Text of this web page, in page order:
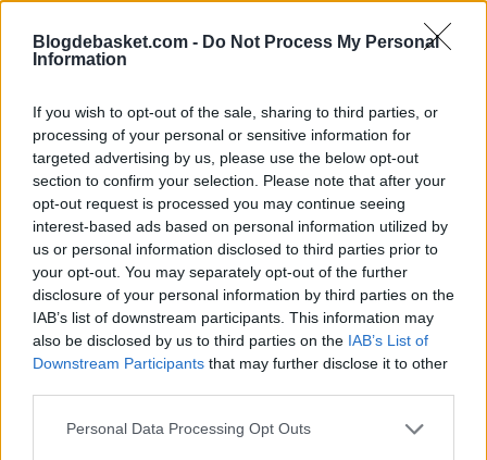
Blogdebasket.com - Do Not Process My Personal
Information
If you wish to opt-out of the sale, sharing to third parties, or
processing of your personal or sensitive information for
targeted advertising by us, please use the below opt-out
section to confirm your selection. Please note that after your
opt-out request is processed you may continue seeing
interest-based ads based on personal information utilized by
us or personal information disclosed to third parties prior to
your opt-out. You may separately opt-out of the further
disclosure of your personal information by third parties on the
IAB’s list of downstream participants. This information may
also be disclosed by us to third parties on the IAB’s List of
Downstream Participants that may further disclose it to other
Personal Data Processing Opt Outs
públicamente su deseo de evitar el impuesto de lujo y
de mantener una situación financiera manejable para el
vuelve aún más incierto, ya que el equipo busca
encontrar un equilibrio entre la competitividad en la
cancha y la estabilidad financiera.
Una decisión totalmente suya
Thompson, quien saltará a la agencia libre, tiene la
opción de volver a firmar con los Warriors, pero su
regreso al equipo podría depender en última instancia
de las decisiones que tome la gerencia en los próximos
meses. Con la intención declarada de Golden State de